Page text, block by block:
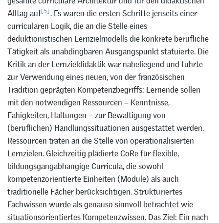
Alltag auf[5]. Es waren die ersten Schritte jenseits einer
curricularen Logik, die an die Stelle eines
deduktionistischen Lernzielmodells die konkrete berufliche
Tätigkeit als unabdingbaren Ausgangspunkt statuierte. Die
Kritik an der Lernzieldidaktik war naheliegend und führte
zur Verwendung eines neuen, von der französischen
Tradition geprägten Kompetenzbegriffs: Lernende sollen
mit den notwendigen Ressourcen – Kenntnisse,
Fähigkeiten, Haltungen – zur Bewältigung von
(beruflichen) Handlungssituationen ausgestattet werden.
Ressourcen traten an die Stelle von operationalisierten
Lernzielen. Gleichzeitig plädierte CoRe für flexible,
bildungsgangabhängige Curricula, die sowohl
kompetenzorientierte Einheiten (Module) als auch
traditionelle Fächer berücksichtigen. Strukturiertes
Fachwissen wurde als genauso sinnvoll betrachtet wie
situationsorientiertes Kompetenzwissen. Das Ziel: Ein nach